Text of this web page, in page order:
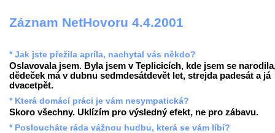
Záznam NetHovoru 4.4.2001
* Jak jste přežila apríla, nachytal vás někdo?
Oslavovala jsem. Byla jsem v Teplicicích, kde jsem se
dědeček má v dubnu sedmdesátdevět let, strejda padesát a já
dvacetpět.
* Která domácí práci je vám nesympatická?
Skoro všechny. Uklízím pro výsledný efekt, ne pro zábavu.
* Posloucháte ráda vážnou hudbu, která se vám líbí?